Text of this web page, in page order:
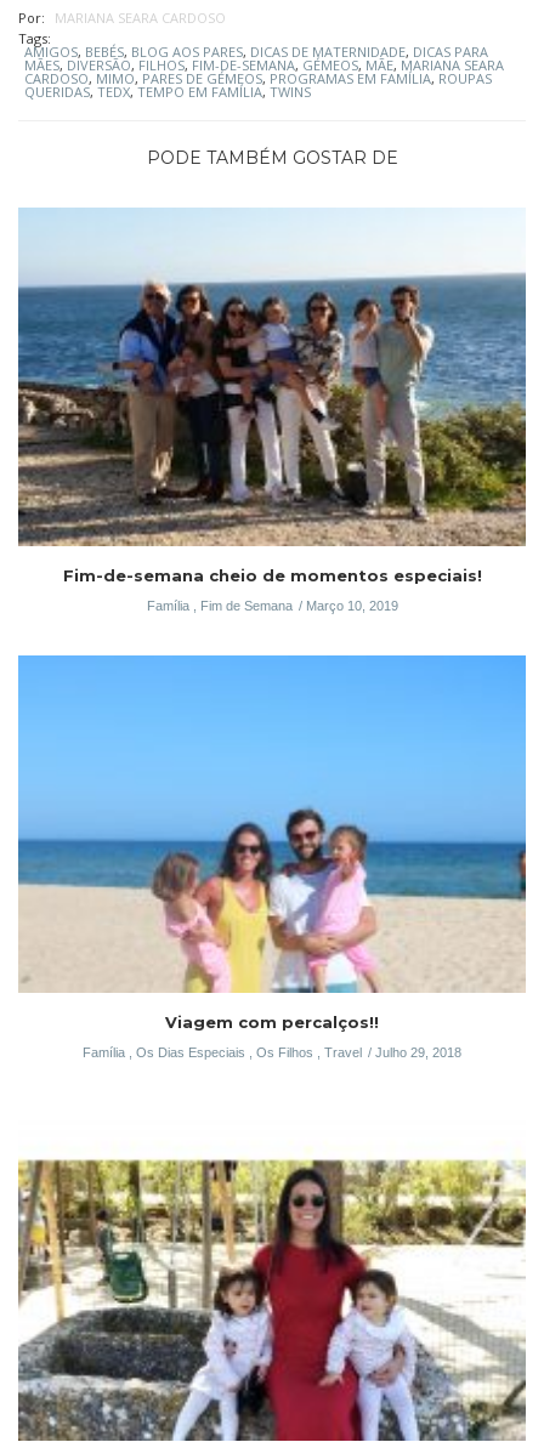
Por:
MARIANA SEARA CARDOSO
Tags:
AMIGOS, BEBÉS, BLOG AOS PARES, DICAS DE MATERNIDADE, DICAS PARA
MÃES, DIVERSÃO, FILHOS, FIM-DE-SEMANA, GÉMEOS, MÃE, MARIANA SEARA
CARDOSO, MIMO, PARES DE GÉMEOS, PROGRAMAS EM FAMÍLIA, ROUPAS
QUERIDAS, TEDX, TEMPO EM FAMÍLIA, TWINS
PODE TAMBÉM GOSTAR DE
Fim-de-semana cheio de momentos especiais!
Família, Fim de Semana Março 10, 2019
Viagem com percalços!!
Família Os Dias Especiais Os Filhos Travel Julho 29, 2018